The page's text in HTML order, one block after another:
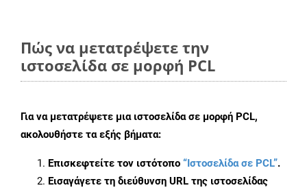
Πώς να μετατρέψετε την
ιστοσελίδα σε μορφή PCL
Για να μετατρέψετε μια ιστοσελίδα σε μορφή PCL,
ακολουθήστε τα εξής βήματα:
Επισκεφτείτε τον ιστότοπο “Ιστοσελίδα σε PCL”.
Εισαγάγετε τη διεύθυνση URL της ιστοσελίδας